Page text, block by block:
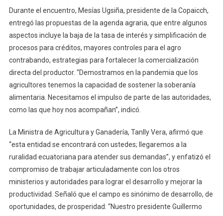
Durante el encuentro, Mesías Ugsiña, presidente de la Copaicch,
entregó las propuestas de la agenda agraria, que entre algunos
aspectos incluye la baja de la tasa de interés y simplificación de
procesos para créditos, mayores controles para el agro
contrabando, estrategias para fortalecer la comercialización
directa del productor. “Demostramos en la pandemia que los
agricultores tenemos la capacidad de sostener la soberanía
alimentaria. Necesitamos el impulso de parte de las autoridades,
como las que hoy nos acompañan”, indicó.
La Ministra de Agricultura y Ganadería, Tanlly Vera, afirmó que
“esta entidad se encontrará con ustedes; llegaremos a la
ruralidad ecuatoriana para atender sus demandas”, y enfatizó el
compromiso de trabajar articuladamente con los otros
ministerios y autoridades para lograr el desarrollo y mejorar la
productividad. Señaló que el campo es sinónimo de desarrollo, de
oportunidades, de prosperidad. “Nuestro presidente Guillermo